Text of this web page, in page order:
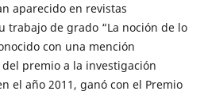
aparecido en revistas
trabajo de grado “La noción de lo
con una mención
premio a la investigación
el año 2011, ganó con el Premio